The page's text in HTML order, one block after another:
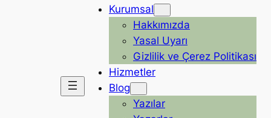
Kurumsal
Hakkımızda
Yasal Uyarı
Gizlilik ve Çerez Politikası
Hizmetler
Blog
Yazılar